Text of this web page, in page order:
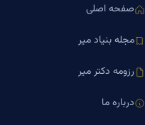
صفحه اصلی
مجله بنیاد میر
رزومه دکتر میر
درباره ما